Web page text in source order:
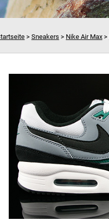
> Sneakers > Nike Air Max >
Air Max Light Essential